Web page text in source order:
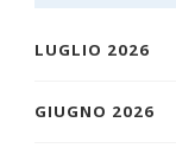
LUGLIO 2026
GIUGNO 2026